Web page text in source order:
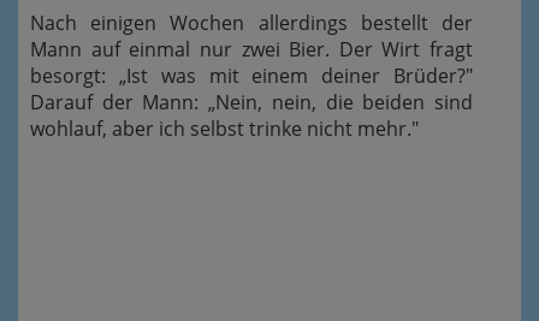
Nach einigen Wochen allerdings bestellt der
Mann auf einmal nur zwei Bier. Der Wirt fragt
besorgt: „Ist was mit einem deiner Brüder?"
Darauf der Mann: „Nein, nein, die beiden sind
wohlauf, aber ich selbst trinke nicht mehr."